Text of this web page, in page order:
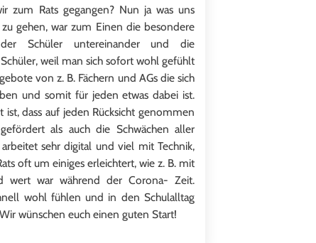
zum Rats gegangen? Nun ja was uns
gehen, war zum Einen die besondere
Schüler untereinander und die
weil man sich sofort wohl gefühlt
von z. B. Fächern und AGs die sich
und somit für jeden etwas dabei ist.
dass auf jeden Rücksicht genommen
als auch die Schwächen aller
sehr digital und viel mit Technik,
oft um einiges erleichtert, wie z. B. mit
wert war während der Corona- Zeit.
wohl fühlen und in den Schulalltag
wünschen euch einen guten Start!